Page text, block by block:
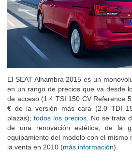
El SEAT Alhambra 2015 es un
en un rango de precios que va desde
de acceso (1.4 TSI 150 CV Reference
€ de la versión más cara (2.0 TDI
plazas); todos los precios. No se trata
de una renovación estética, de la
equipamiento del modelo con el mismo
la venta en 2010 (más información).